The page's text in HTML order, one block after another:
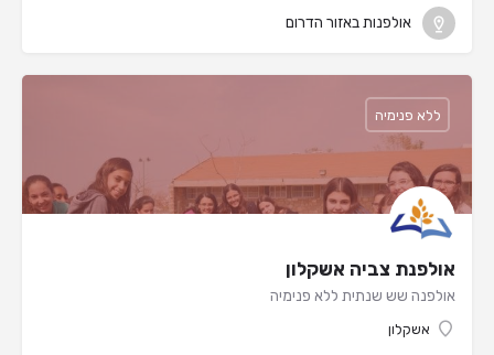
אולפנות באזור הדרום
אולפנת צביה אשקלון
אולפנה שש שנתית ללא פנימיה
אשקלון
ללא פנימיה